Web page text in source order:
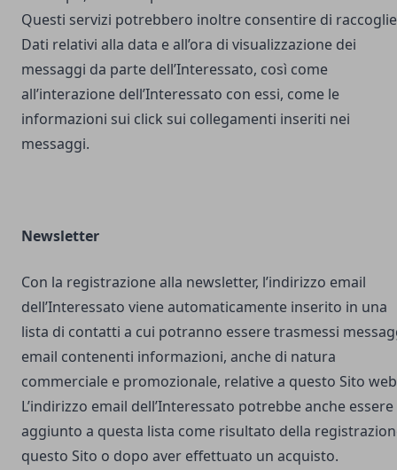
Questi servizi potrebbero inoltre consentire di
Dati relativi alla data e all’ora di visualizzazione dei
messaggi da parte dell’Interessato, così come
all’interazione dell’Interessato con essi, come le
informazioni sui click sui collegamenti inseriti nei
messaggi.
Newsletter
Con la registrazione alla newsletter, l’indirizzo email
dell’Interessato viene automaticamente inserito in una
lista di contatti a cui potranno essere trasmessi
email contenenti informazioni, anche di natura
commerciale e promozionale, relative a questo Sito
L’indirizzo email dell’Interessato potrebbe anche essere
aggiunto a questa lista come risultato della
questo Sito o dopo aver effettuato un acquisto.